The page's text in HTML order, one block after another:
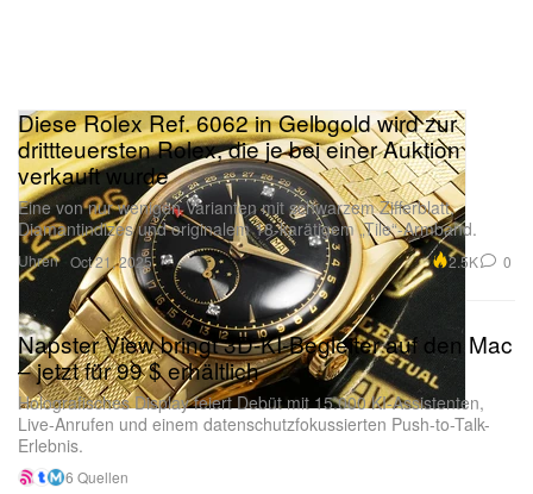
Uhren
Diese Rolex Ref. 6062 in Gelbgold wird zur
drittteuersten Rolex, die je bei einer Auktion
verkauft wurde
Eine von nur wenigen Varianten mit schwarzem Zifferblatt,
Diamantindizes und originalem 18-karätigem „Tile“-Armband.
Oct 21, 2025 2.5K 0
Napster View bringt 3D-KI-Begleiter auf den Mac
– jetzt für 99 $ erhältlich
Holografisches Display feiert Debüt mit 15.000 KI-Assistenten,
Live-Anrufen und einem datenschutzfokussierten Push-to-Talk-
Erlebnis.
6 Quellen